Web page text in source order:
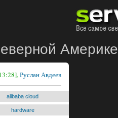
Америке
Руслан Авдеев
alibaba cloud
hardware